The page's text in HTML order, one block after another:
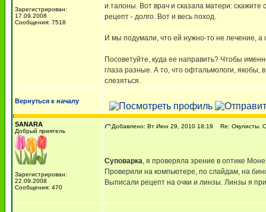
Зарегистрирован:
17.09.2008
Сообщения: 7518
и талоны. Вот врач и сказала матери:
рецепт - долго. Вот и весь поход.
И мы подумали, что ей нужно-то не лечение,
Посоветуйте, куда ее направить? Чтобы
глаза разные. А то, что офтальмологи, якобы,
слезяться.
Вернуться к началу
SANARA
Добрый приятель
Зарегистрирован:
22.09.2008
Сообщения: 470
Добавлено: Вт Июн 29, 2010 18:19 Re: Окулисты.
Суповарка, я проверяла зрение в оптике
Проверили на компьютере, по слайдам, на
Выписали рецепт на очки и линзы. Линзы я